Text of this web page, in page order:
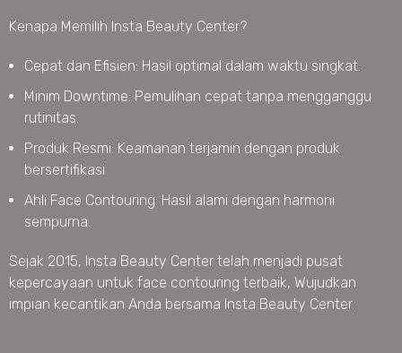
Kenapa Memilih Insta Beauty Center?
Cepat dan Efisien: Hasil optimal dalam waktu singkat.
Minim Downtime: Pemulihan cepat tanpa mengganggu
rutinitas.
Produk Resmi: Keamanan terjamin dengan produk
bersertifikasi.
Ahli Face Contouring: Hasil alami dengan harmoni
sempurna.
Sejak 2015, Insta Beauty Center telah menjadi pusat
kepercayaan untuk face contouring terbaik, Wujudkan
impian kecantikan Anda bersama Insta Beauty Center.